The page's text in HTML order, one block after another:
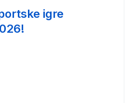
igre